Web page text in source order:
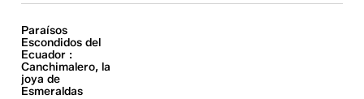
Paraísos
Escondidos del
Ecuador :
Canchimalero, la
joya de
Esmeraldas